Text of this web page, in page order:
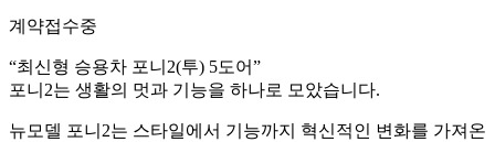
계약접수중
“최신형 승용차 포니2(투) 5도어”
포니2는 생활의 멋과 기능을 하나로 모았습니다.
뉴모델 포니2는 스타일에서 기능까지 혁신적인 변화를 가져온